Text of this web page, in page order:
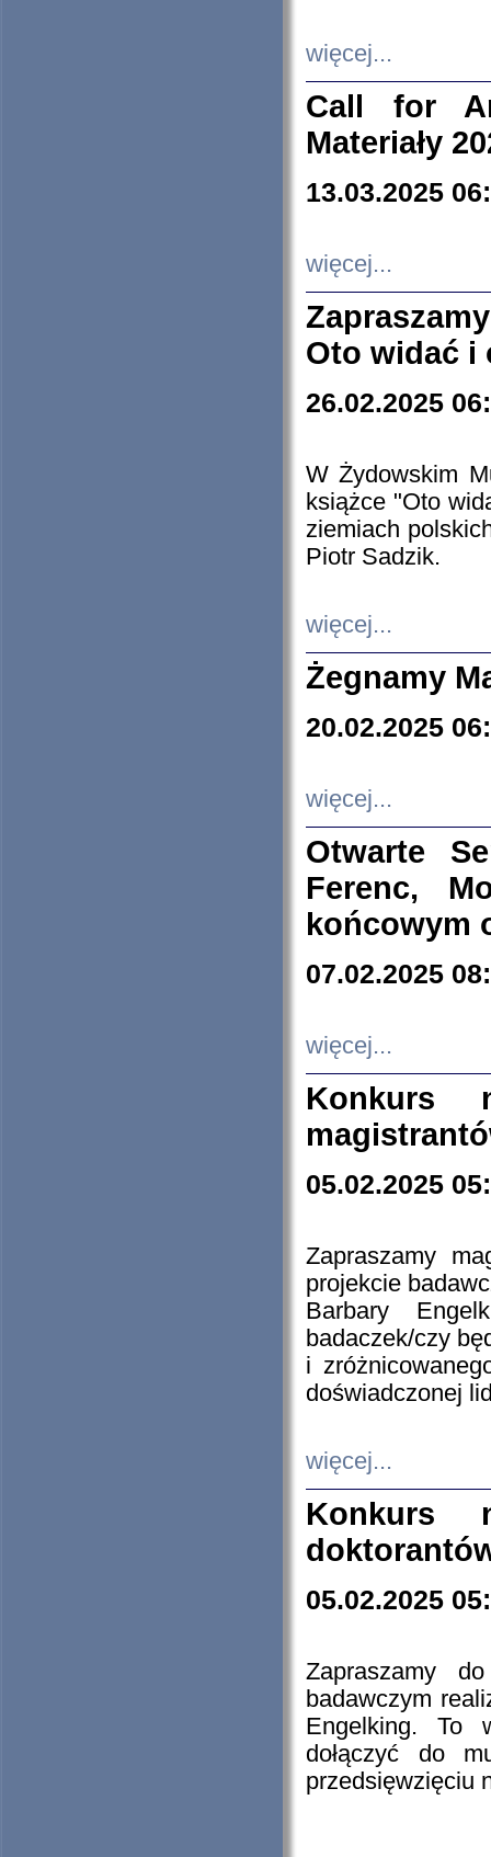
więcej...
Call for
Materiały
13.03.2025
więcej...
Oto widać i
26.02.2025
W Żydowskim
książce "Oto
ziemiach
Piotr Sadzik.
więcej...
Żegnamy
20.02.2025
więcej...
Otwarte
Ferenc,
końcowym
07.02.2025
więcej...
Konkurs
05.02.2025
Zapraszamy
projekcie
Barbary
badaczek/czy
i
doświadczonej
więcej...
Konkurs
05.02.2025
Zapraszamy
badawczym
Engelking. To
dołączyć do
przedsięwzięciu